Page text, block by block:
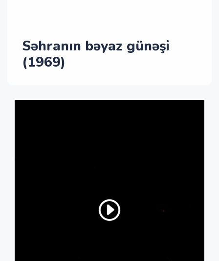
Səhranın bəyaz günəşi
(1969)